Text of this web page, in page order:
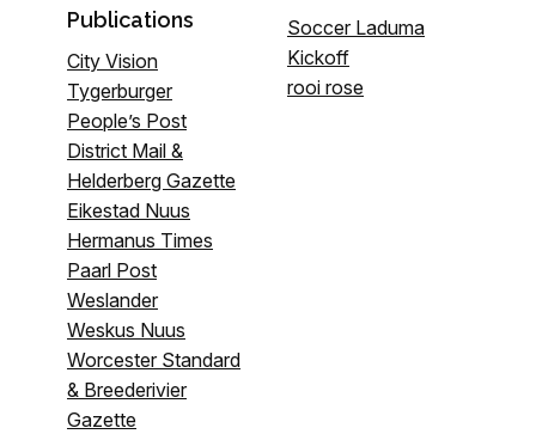
Publications
City Vision
Tygerburger
People’s Post
District Mail &
Helderberg Gazette
Eikestad Nuus
Hermanus Times
Paarl Post
Weslander
Weskus Nuus
Worcester Standard
& Breederivier
Gazette
Soccer Laduma
Kickoff
rooi rose